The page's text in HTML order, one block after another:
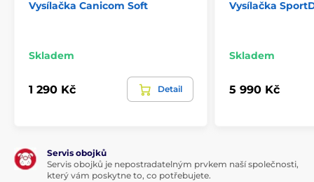
Vysílačka Canicom Soft
Skladem
1 290 Kč Detail
Vysílačka
Skladem
5 990 Kč
Servis obojků
Servis obojků je nepostradatelným prvkem naší společnosti,
který vám poskytne to, co potřebujete.